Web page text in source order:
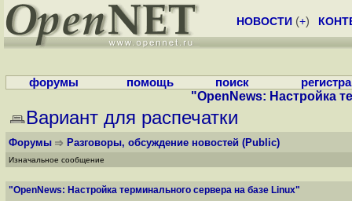
НОВОСТИ (+)
форумы помощь поиск
"OpenNews: Настройка
Вариант для распечатки
Форумы Разговоры, обсуждение новостей (Public)
Изначальное сообщение
"OpenNews: Настройка терминального сервера на базе Linux"